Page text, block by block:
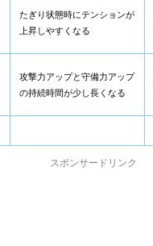
たぎり状態時にテンションが
上昇しやすくなる
攻撃力アップと守備力アップ
の持続時間が少し長くなる
スポンサードリンク